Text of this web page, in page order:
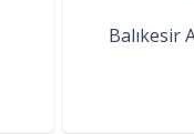
Balıkesir